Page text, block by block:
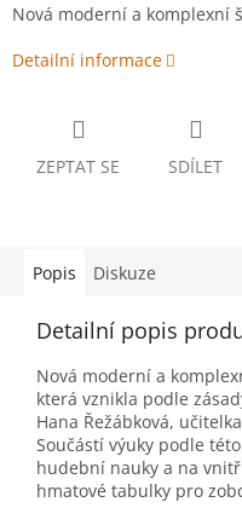
Nová moderní a komplexní
Detailní informace
ZEPTAT SE SDÍLET
Popis Diskuze
Detailní popis
Nová moderní a
která vznikla podle
Hana Řežábková,
Součástí výuky podle
hudební nauky a na
hmatové tabulky pro